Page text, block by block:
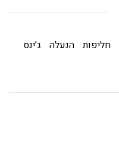
חליפות הנעלה
ג’ינס